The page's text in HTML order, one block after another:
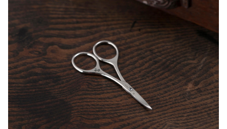
メンズケア用品
身だしなみ用品
裁縫・ソーイング用品
メンズケア用品
身だしなみ用品
裁縫・ソーイング用品